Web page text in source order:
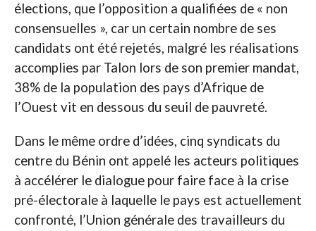
élections, que l’opposition a qualifiées de « non
consensuelles », car un certain nombre de ses
candidats ont été rejetés, malgré les réalisations
accomplies par Talon lors de son premier mandat,
38% de la population des pays d’Afrique de
l’Ouest vit en dessous du seuil de pauvreté.
Dans le même ordre d’idées, cinq syndicats du
centre du Bénin ont appelé les acteurs politiques
à accélérer le dialogue pour faire face à la crise
pré-électorale à laquelle le pays est actuellement
confronté, l’Union générale des travailleurs du